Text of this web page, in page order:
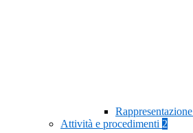
Attività e procedimenti 2